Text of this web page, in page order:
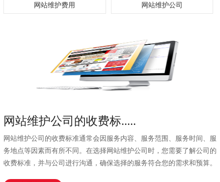
网站维护费用 网站维护公司
网站维护公司的收费标.....
网站维护公司的收费标准通常会因服务内容、服务范围、服务时间、服
务地点等因素而有所不同。在选择网站维护公司时，您需要了解公司的
收费标准，并与公司进行沟通，确保选择的服务符合您的需求和预算。